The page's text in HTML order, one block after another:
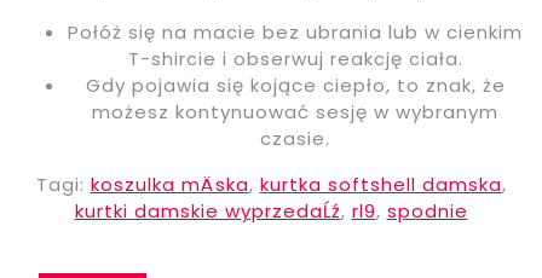
Połóż się na macie bez ubrania lub w cienkim
T-shircie i obserwuj reakcję ciała.
Gdy pojawia się kojące ciepło, to znak, że
możesz kontynuować sesję w wybranym
czasie.
Tagi: koszulka mÄska, kurtka softshell damska,
kurtki damskie wyprzedaĹź, rl9, spodnie